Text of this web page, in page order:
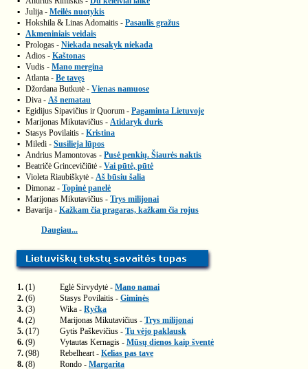
▪ Julija - Meilės nuotykis
▪ Hokshila & Linas Adomaitis - Pasaulis gražus
▪ Akmeniniais veidais
▪ Prologas - Niekada nesakyk niekada
▪ Adios - Kaštonas
▪ Vudis - Mano mergina
▪ Atlanta - Be tavęs
▪ Džordana Butkutė - Vienas namuose
▪ Diva - Aš nematau
▪ Egidijus Sipavičius ir Quorum - Pagaminta Lietuvoje
▪ Marijonas Mikutavičius - Atidaryk duris
▪ Stasys Povilaitis - Kristina
▪ Miledi - Susilieja lūpos
▪ Andrius Mamontovas - Pusė penkių. Šiaurės naktis
▪ Beatričė Grincevičiūtė - Vai pūtė, pūtė
▪ Violeta Riaubiškytė - Aš būsiu šalia
▪ Dimonaz - Topinė panelė
▪ Marijonas Mikutavičius - Trys milijonai
▪ Bavarija - Kažkam čia pragaras, kažkam čia rojus
Daugiau...
1. (1) Eglė Sirvydytė - Mano namai
2. (6) Stasys Povilaitis - Giminės
3. (3) Wika - Ryčka
4. (2) Marijonas Mikutavičius - Trys milijonai
5. (17) Gytis Paškevičius - Tu vėjo paklausk
6. (9) Vytautas Kernagis - Mūsų dienos kaip šventė
7. (98) Rebelheart - Kelias pas tave
8. (8) Rondo - Margarita